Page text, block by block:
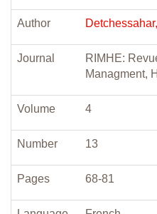
Author
Journal
RIMHE:
Managment,
Volume 4
Number 13
Pages 68-81